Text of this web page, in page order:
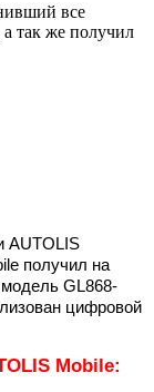
все
так же получил
AUTOLIS
получил на
GL868-
цифровой
Mobile: